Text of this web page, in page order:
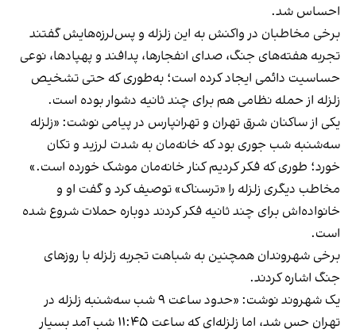
احساس شد.
برخی مخاطبان در واکنش به این زلزله و پس‌لرزه‌هایش گفتند
تجربه هفته‌های جنگ، صدای انفجارها، پدافند و پهپادها، نوعی
حساسیت دائمی ایجاد کرده است؛ به‌طوری که حتی تشخیص
زلزله از حمله نظامی هم برای چند ثانیه دشوار بوده است.
یکی از ساکنان شرق تهران و تهرانپارس در پیامی نوشت: «زلزله
سه‌شنبه شب جوری بود که خانه‌مان به شدت لرزید و تکان
خورد؛ طوری که فکر کردیم کنار خانه‌مان موشک خورده است.»
مخاطب دیگری زلزله را «ترسناک» توصیف کرد و گفت او و
خانواده‌اش برای چند ثانیه فکر کردند دوباره حملات شروع شده
است.
برخی شهروندان همچنین به شباهت تجربه زلزله با روزهای
جنگ اشاره کردند.
یک شهروند نوشت: «حدود ساعت ۹ شب سه‌شنبه زلزله در
تهران حس شد، اما زلزله‌ای که ساعت ۱۱:۴۵ شب آمد بسیار